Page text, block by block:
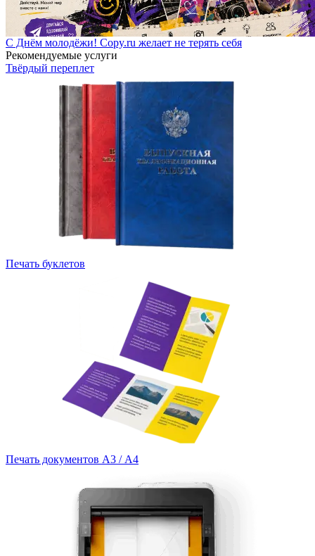
С Днём молодёжи! Copy.ru желает не терять себя
Рекомендуемые услуги
Твёрдый переплет
Печать буклетов
Печать документов А3 / А4